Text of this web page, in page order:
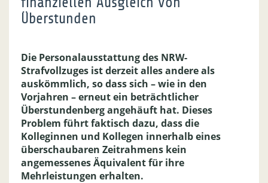
Überstunden
Die Personalausstattung des NRW-
Strafvollzuges ist derzeit alles andere als
auskömmlich, so dass sich – wie in den
Vorjahren – erneut ein beträchtlicher
Überstundenberg angehäuft hat. Dieses
Problem führt faktisch dazu, dass die
Kolleginnen und Kollegen innerhalb eines
überschaubaren Zeitrahmens kein
angemessenes Äquivalent für ihre
Mehrleistungen erhalten.